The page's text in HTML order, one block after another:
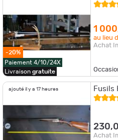
-20%
Paiement 4/10/24X
Livraison gratuite
1
au lieu
Achat
ajouté il y a 17 heures Fusils
Achat